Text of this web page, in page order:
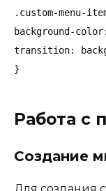
.custom-menu-
background-
transition:
Работа с
Создание
Для создания